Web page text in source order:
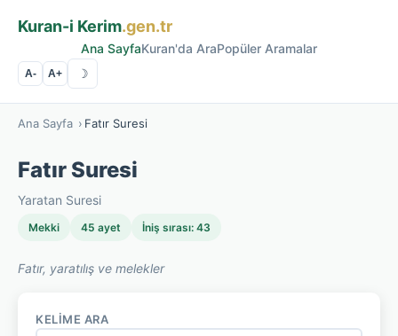
Kuran-i Kerim.gen.tr
Ana SayfaKuran'da AraPopüler Aramalar
A- A+ ☽
Ana Sayfa › Fatır Suresi
Fatır Suresi
Yaratan Suresi
Mekki 45 ayet İniş sırası: 43
Fatır, yaratılış ve melekler
KELIME ARA